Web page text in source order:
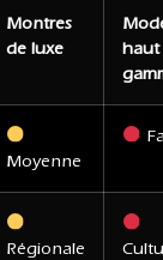
Montres
de luxe
haut
Moyenne
Régionale